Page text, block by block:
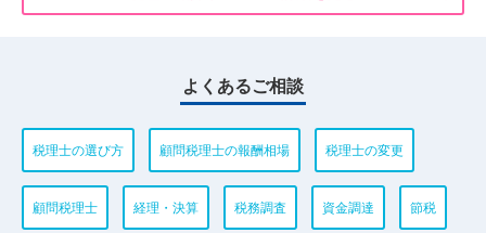
よくあるご相談
税理士の選び方 顧問税理士の報酬相場 税理士の変更
顧問税理士 経理・決算 税務調査 資金調達 節税